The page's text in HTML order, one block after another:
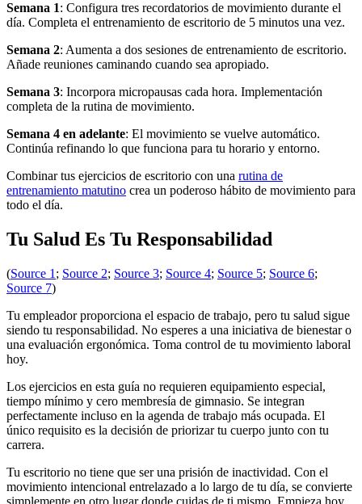
Semana 1: Configura tres recordatorios de movimiento durante el
día. Completa el entrenamiento de escritorio de 5 minutos una vez.
Semana 2: Aumenta a dos sesiones de entrenamiento de escritorio.
Añade reuniones caminando cuando sea apropiado.
Semana 3: Incorpora micropausas cada hora. Implementación
completa de la rutina de movimiento.
Semana 4 en adelante: El movimiento se vuelve automático.
Continúa refinando lo que funciona para tu horario y entorno.
Combinar tus ejercicios de escritorio con una rutina de
entrenamiento matutino crea un poderoso hábito de movimiento para
todo el día.
Tu Salud Es Tu Responsabilidad
(Source 1 ; Source 2; Source 3; Source 4; Source 5; Source 6;
Source 7)
Tu empleador proporciona el espacio de trabajo, pero tu salud sigue
siendo tu responsabilidad. No esperes a una iniciativa de bienestar o
una evaluación ergonómica. Toma control de tu movimiento laboral
hoy.
Los ejercicios en esta guía no requieren equipamiento especial,
tiempo mínimo y cero membresía de gimnasio. Se integran
perfectamente incluso en la agenda de trabajo más ocupada. El
único requisito es la decisión de priorizar tu cuerpo junto con tu
carrera.
Tu escritorio no tiene que ser una prisión de inactividad. Con el
movimiento intencional entrelazado a lo largo de tu día, se convierte
simplemente en otro lugar donde cuidas de ti mismo. Empieza hoy.